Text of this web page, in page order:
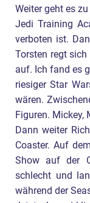
Weiter geht es
Jedi Training
verboten ist.
Torsten regt
auf. Ich fand es
riesiger Star
wären.
Figuren. Mickey,
Dann weiter
Coaster. Auf
Show auf der
schlecht und
während der